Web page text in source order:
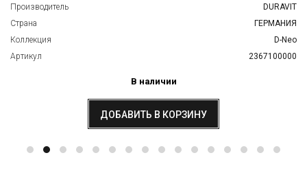
Производитель
DURAVIT
Страна
ГЕРМАНИЯ
Коллекция
D-Neo
Артикул
2367100000
В наличии
ДОБАВИТЬ В КОРЗИНУ